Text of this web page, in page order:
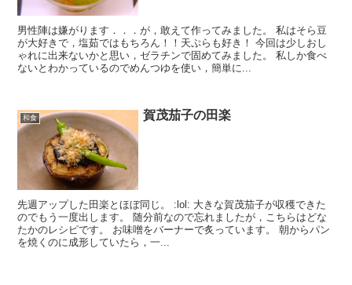
男性陣は嫌がります．．．が，敢えて作ってみました。 私はそら豆
が大好きで，塩茹ではもちろん！！天ぷらも好き！ 今回は少しおし
ゃれに出来ないかと思い，ゼラチンで固めてみました。 私しか食べ
ないとわかっているのでめんつゆを使い，簡単に...
和食 賀茂茄子の田楽
先週アップした田楽とほぼ同じ。 :lol: 大きな賀茂茄子が収穫できた
のでもう一度出します。 随分前なので忘れましたが，こちらはどな
たかのレシピです。 お味噌をバーナーで炙っています。 朝からパン
を焼くのに成形していたら，一...